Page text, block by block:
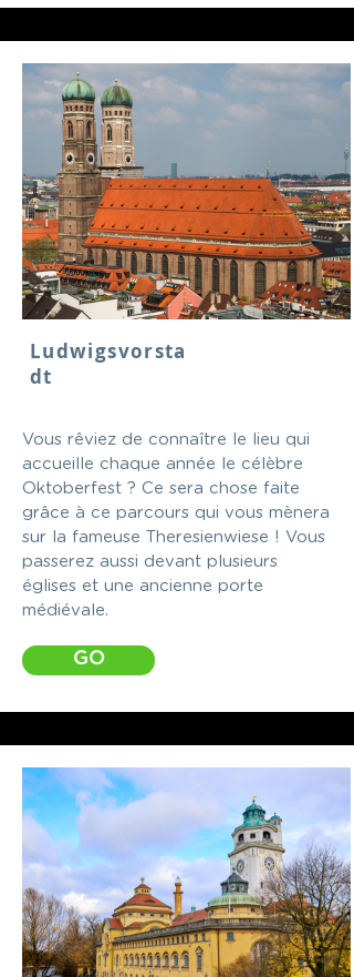
Ludwigsvorsta
dt
Vous rêviez de connaître le lieu qui
accueille chaque année le célèbre
Oktoberfest ? Ce sera chose faite
grâce à ce parcours qui vous mènera
sur la fameuse Theresienwiese ! Vous
passerez aussi devant plusieurs
églises et une ancienne porte
médiévale.
GO